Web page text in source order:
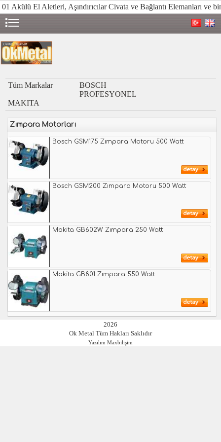
Akülü El Aletleri, Aşındırıcılar Civata ve Bağlantı Elemanları ve
Tüm Markalar
BOSCH
PROFESYONEL
MAKITA
Zımpara Motorları
Bosch GSM175 Zımpara Motoru 500 Watt
Bosch GSM200 Zımpara Motoru 500 Watt
Makita GB602W Zımpara 250 Watt
Makita GB801 Zımpara 550 Watt
2026
Ok Metal Tüm Hakları Saklıdır
Yazılım Maxbilişim